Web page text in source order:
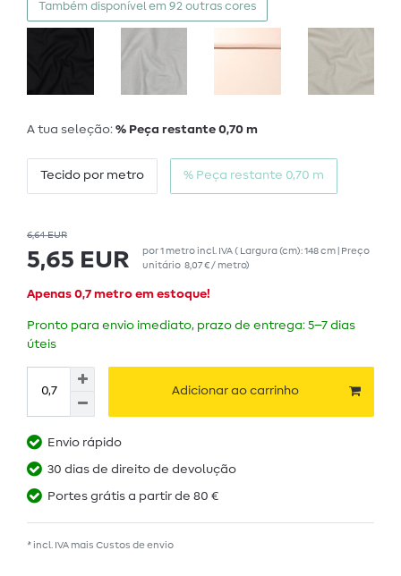
Também disponível em 92 outras cores
A tua seleção: % Peça restante 0,70 m
Tecido por metro % Peça restante 0,70 m
6,64 EUR
5,65 EUR por1 metroincl. IVA( Largura (cm): 148 cm | Preço
unitário 8,07 € / metro)
Apenas 0,7 metro em estoque!
Pronto para envio imediato, prazo de entrega: 5–7 dias
úteis
Adicionar ao carrinho
Envio rápido
30 dias de direito de devolução
Portes grátis a partir de 80 €
* incl. IVA mais Custos de envio